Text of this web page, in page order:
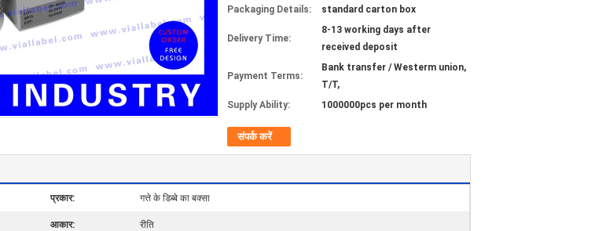
Packaging Details:
standard carton box
Delivery Time:
8-13 working days after
received deposit
Payment Terms:
Bank transfer / Westerm union,
T/T,
Supply Ability:
1000000pcs per month
संपर्क करें
प्रकार: गत्ते के डिब्बे का बक्सा
आकार: रीति